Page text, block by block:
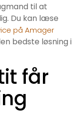
til at
Du kan læse
på Amager
bedste løsning i
får